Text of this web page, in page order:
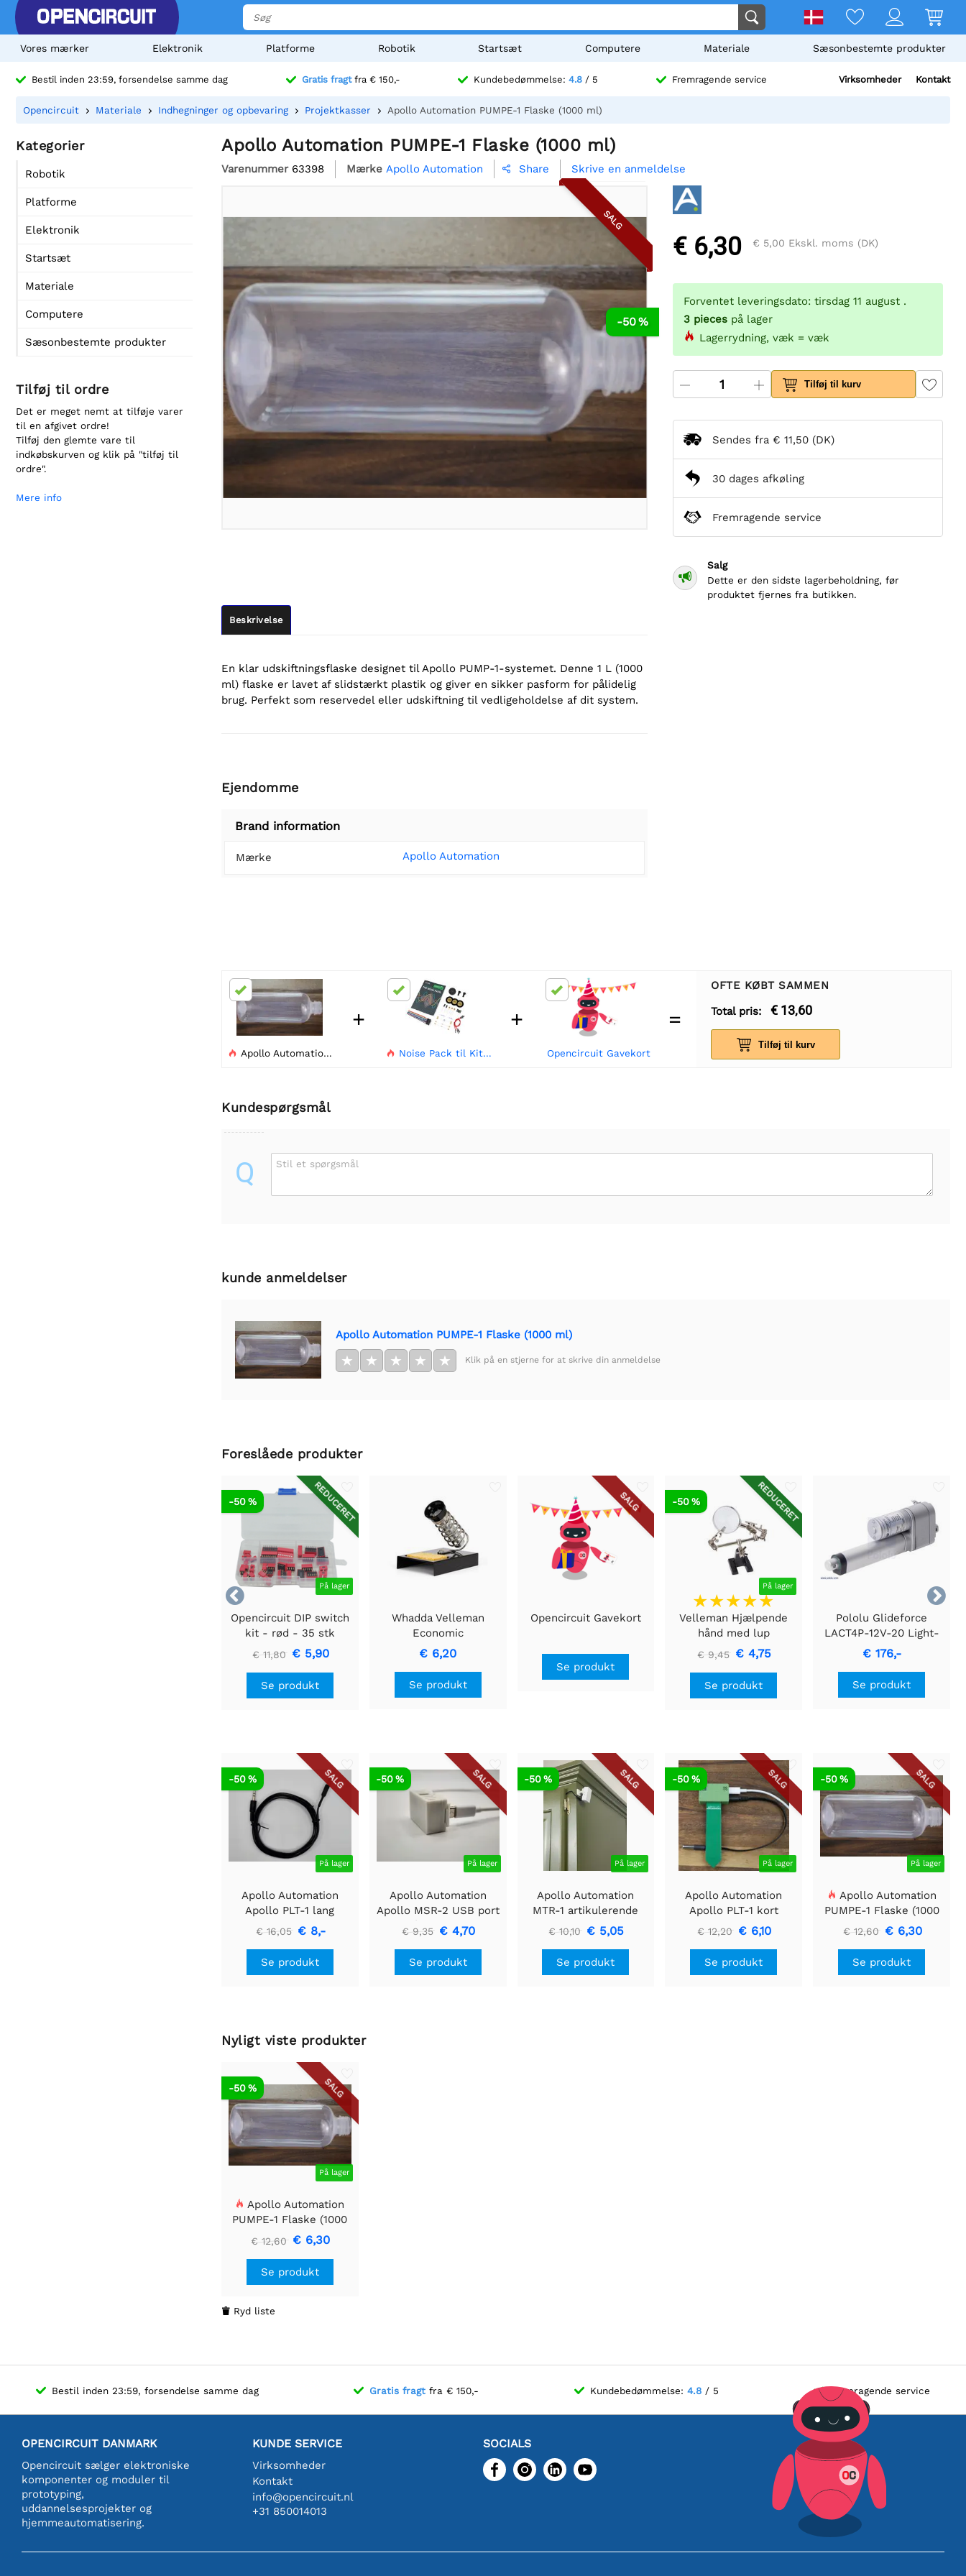
Vores mærker Elektronik Platforme Robotik Startsæt Computere Materiale Sæsonbestemte produkter
Bestil inden 23:59, forsendelse samme dag Gratis fragtfra € 150,- Kundebedømmelse: 4.8 / 5 Fremragende service Virksomheder Kontakt
Opencircuit Materiale Indhegninger og opbevaring Projektkasser Apollo Automation PUMPE-1 Flaske (1000 ml)
Kategorier
Robotik
Platforme
Elektronik
Startsæt
Materiale
Computere
Sæsonbestemte produkter
Tilføj til ordre
Det er meget nemt at tilføje varer
til en afgivet ordre!
Tilføj den glemte vare til
indkøbskurven og klik på "tilføj til
ordre".
Mere info
Apollo Automation PUMPE-1 Flaske (1000 ml)
Varenummer 63398 Mærke Apollo Automation  Share Skrive en anmeldelse
-50 %
SALG
Beskrivelse
En klar udskiftningsflaske designet til Apollo PUMP-1-systemet. Denne 1 L (1000
ml) flaske er lavet af slidstærkt plastik og giver en sikker pasform for pålidelig
brug. Perfekt som reservedel eller udskiftning til vedligeholdelse af dit system.
Ejendomme
Brand information
Mærke Apollo Automation
€ 6,30 € 5,00 Ekskl. moms (DK)
Forventet leveringsdato: tirsdag 11 august .
3 pieces på lager
Lagerrydning, væk = væk
Tilføj til kurv
Sendes fra € 11,50 (DK)
30 dages afkøling
Fremragende service

Salg
Dette er den sidste lagerbeholdning, før
produktet fjernes fra butikken.
 Apollo Automation PUMPE-1 Flaske (1000 ml)
+
 Noise Pack til Kitronik Inventor's Kit til BBC micro:bit
+
Opencircuit Gavekort
=
OFTE KØBT SAMMEN
Total pris:
€ 13,60
Tilføj til kurv
Kundespørgsmål
Q Stil et spørgsmål
kunde anmeldelser
Apollo Automation PUMPE-1 Flaske (1000 ml)
★ ★ ★ ★ ★ Klik på en stjerne for at skrive din anmeldelse
Foreslåede produkter


REDUCERET
På lager
-50 %
Opencircuit DIP switch
kit - rød - 35 stk
€ 11,80 € 5,90
Se produkt
Whadda Velleman
Economic
loddekolbeholder
€ 6,20
Se produkt
SALG
Opencircuit Gavekort
Se produkt
REDUCERET
På lager
-50 %
Velleman Hjælpende
hånd med lup
€ 9,45 € 4,75
Se produkt
Pololu Glideforce
LACT4P-12V-20 Light-
Duty lineær aktuator
med feedback: 50 kgf,
4" slaglængde, 0,57"/s,
12V
€ 176,-
Se produkt
SALG
På lager
-50 %
Apollo Automation
Apollo PLT-1 lang
temperatursonde - 150
€ 16,05 € 8,-
Se produkt
SALG
På lager
-50 %
Apollo Automation
Apollo MSR-2 USB port
på bagsiden
€ 9,35 € 4,70
Se produkt
SALG
På lager
-50 %
Apollo Automation
MTR-1 artikulerende
vægbeslag
€ 10,10 € 5,05
Se produkt
SALG
På lager
-50 %
Apollo Automation
Apollo PLT-1 kort
temperatursonde - 20
€ 12,20 € 6,10
Se produkt
SALG
På lager
-50 %
Apollo Automation
PUMPE-1 Flaske (1000
ml)
€ 12,60 € 6,30
Se produkt
Nyligt viste produkter
SALG
På lager
-50 %
Apollo Automation
PUMPE-1 Flaske (1000
ml)
€ 12,60 € 6,30
Se produkt
 Ryd liste
Bestil inden 23:59, forsendelse samme dag Gratis fragt fra € 150,- Kundebedømmelse: 4.8/ 5 Fremragende service
OPENCIRCUIT DANMARK
Opencircuit sælger elektroniske
komponenter og moduler til
prototyping,
uddannelsesprojekter og
hjemmeautomatisering.
KUNDE SERVICE
Virksomheder
Kontakt
info@opencircuit.nl
+31 850014013
SOCIALS